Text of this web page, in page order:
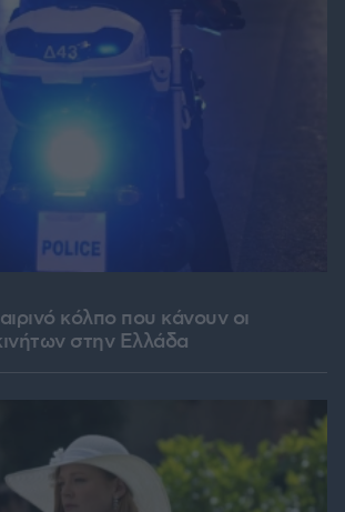
κόλπο που κάνουν οι
στην Ελλάδα